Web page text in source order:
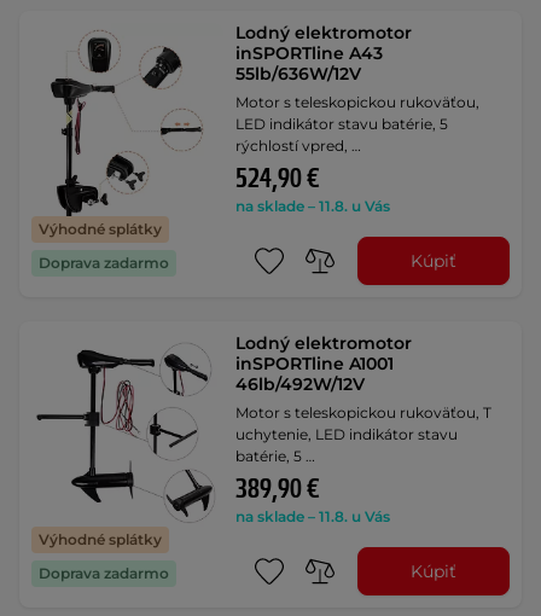
Výhodné splátky
Doprava zadarmo
Lodný elektromotor
inSPORTline A43
55lb/636W/12V
Motor s teleskopickou rukoväťou,
LED indikátor stavu batérie, 5
rýchlostí vpred, …
524,90 €
na sklade – 11.8. u Vás
Kúpiť
Výhodné splátky
Doprava zadarmo
Lodný elektromotor
inSPORTline A1001
46lb/492W/12V
Motor s teleskopickou rukoväťou, T
uchytenie, LED indikátor stavu
batérie, 5 …
389,90 €
na sklade – 11.8. u Vás
Kúpiť